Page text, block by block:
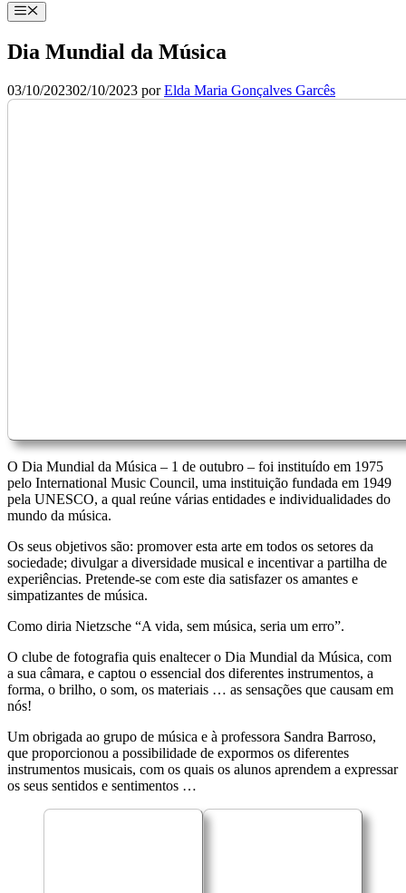
Menu
Dia Mundial da Música
03/10/202302/10/2023 porElda Maria Gonçalves Garcês
O Dia Mundial da Música – 1 de outubro – foi instituído em 1975
pelo International Music Council, uma instituição fundada em 1949
pela UNESCO, a qual reúne várias entidades e individualidades do
mundo da música.
Os seus objetivos são: promover esta arte em todos os setores da
sociedade; divulgar a diversidade musical e incentivar a partilha de
experiências. Pretende-se com este dia satisfazer os amantes e
simpatizantes de música.
Como diria Nietzsche “A vida, sem música, seria um erro”.
O clube de fotografia quis enaltecer o Dia Mundial da Música, com
a sua câmara, e captou o essencial dos diferentes instrumentos, a
forma, o brilho, o som, os materiais … as sensações que causam em
nós!
Um obrigada ao grupo de música e à professora Sandra Barroso,
que proporcionou a possibilidade de expormos os diferentes
instrumentos musicais, com os quais os alunos aprendem a expressar
os seus sentidos e sentimentos …